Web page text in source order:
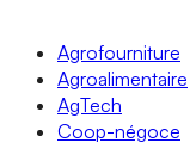
Agrofourniture
Agroalimentaire
AgTech
Coop-négoce